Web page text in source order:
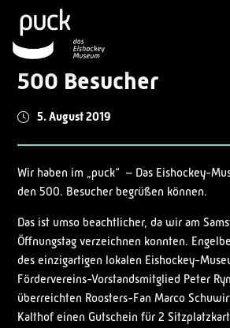
500 Besucher
5. August 2019
Wir haben im „puck“ – Das Eishockey-
den 500. Besucher begrüßen können.
Das ist umso beachtlicher, da wir am
Öffnungstag verzeichnen konnten.
des einzigartigen lokalen Eishockey-
Fördervereins-Vorstandsmitglied Peter
überreichten Roosters-Fan Marco
Kalthof einen Gutschein für 2